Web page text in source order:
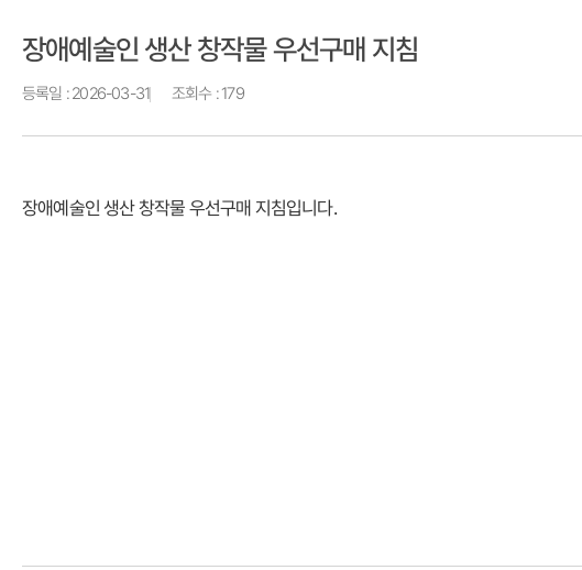
장애예술인 생산 창작물 우선구매 지침
등록일 : 2026-03-31 조회수 : 179
장애예술인 생산 창작물 우선구매 지침입니다.